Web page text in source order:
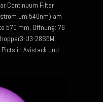
Continuum Filter
um 540nm) am
570 mm, Öffnung: 76
U3-28S5M;
in Avistack und